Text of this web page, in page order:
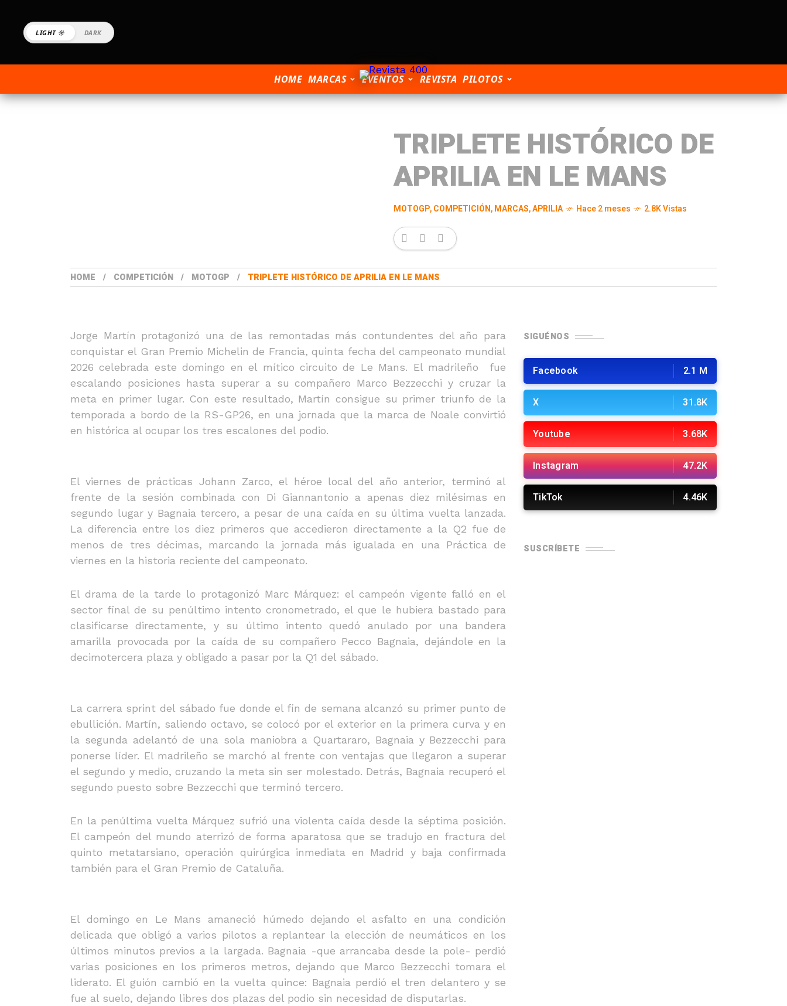
TRIPLETE HISTÓRICO DE
APRILIA EN LE MANS
MOTOGP,COMPETICIÓN,MARCAS,APRILIA Hace 2 meses 2.8K Vistas
HOME COMPETICIÓN MOTOGP TRIPLETE HISTÓRICO DE APRILIA EN LE MANS
Jorge Martín protagonizó una de las remontadas más contundentes del año para
conquistar el Gran Premio Michelin de Francia, quinta fecha del campeonato mundial
2026 celebrada este domingo en el mítico circuito de Le Mans. El madrileño fue
escalando posiciones hasta superar a su compañero Marco Bezzecchi y cruzar la
meta en primer lugar. Con este resultado, Martín consigue su primer triunfo de la
temporada a bordo de la RS-GP26, en una jornada que la marca de Noale convirtió
en histórica al ocupar los tres escalones del podio.
El viernes de prácticas Johann Zarco, el héroe local del año anterior, terminó al
frente de la sesión combinada con Di Giannantonio a apenas diez milésimas en
segundo lugar y Bagnaia tercero, a pesar de una caída en su última vuelta lanzada.
La diferencia entre los diez primeros que accedieron directamente a la Q2 fue de
menos de tres décimas, marcando la jornada más igualada en una Práctica de
viernes en la historia reciente del campeonato.
El drama de la tarde lo protagonizó Marc Márquez: el campeón vigente falló en el
sector final de su penúltimo intento cronometrado, el que le hubiera bastado para
clasificarse directamente, y su último intento quedó anulado por una bandera
amarilla provocada por la caída de su compañero Pecco Bagnaia, dejándole en la
decimotercera plaza y obligado a pasar por la Q1 del sábado.
La carrera sprint del sábado fue donde el fin de semana alcanzó su primer punto de
ebullición. Martín, saliendo octavo, se colocó por el exterior en la primera curva y en
la segunda adelantó de una sola maniobra a Quartararo, Bagnaia y Bezzecchi para
ponerse líder. El madrileño se marchó al frente con ventajas que llegaron a superar
el segundo y medio, cruzando la meta sin ser molestado. Detrás, Bagnaia recuperó el
segundo puesto sobre Bezzecchi que terminó tercero.
En la penúltima vuelta Márquez sufrió una violenta caída desde la séptima posición.
El campeón del mundo aterrizó de forma aparatosa que se tradujo en fractura del
quinto metatarsiano, operación quirúrgica inmediata en Madrid y baja confirmada
también para el Gran Premio de Cataluña.
El domingo en Le Mans amaneció húmedo dejando el asfalto en una condición
delicada que obligó a varios pilotos a replantear la elección de neumáticos en los
últimos minutos previos a la largada. Bagnaia -que arrancaba desde la pole- perdió
varias posiciones en los primeros metros, dejando que Marco Bezzecchi tomara el
liderato. El guión cambió en la vuelta quince: Bagnaia perdió el tren delantero y se
fue al suelo, dejando libres dos plazas del podio sin necesidad de disputarlas.
SIGUÉNOS
Facebook 2.1 M
X 31.8K
Youtube 3.68K
Instagram 47.2K
TikTok 4.46K
SUSCRÍBETE
LIGHT ☼ DARK
HOME MARCAS EVENTOS REVISTA PILOTOS